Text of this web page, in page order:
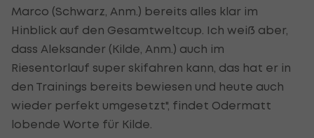
Marco (Schwarz, Anm.) bereits alles klar im
Hinblick auf den Gesamtweltcup. Ich weiß aber,
dass Aleksander (Kilde, Anm.) auch im
Riesentorlauf super skifahren kann, das hat er in
den Trainings bereits bewiesen und heute auch
wieder perfekt umgesetzt", findet Odermatt
lobende Worte für Kilde.